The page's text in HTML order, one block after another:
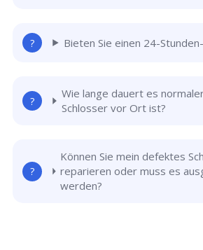
Bieten Sie einen 24-
Wie lange dauert es
Schlosser vor Ort ist?
Können Sie mein defektes
reparieren oder muss es
werden?